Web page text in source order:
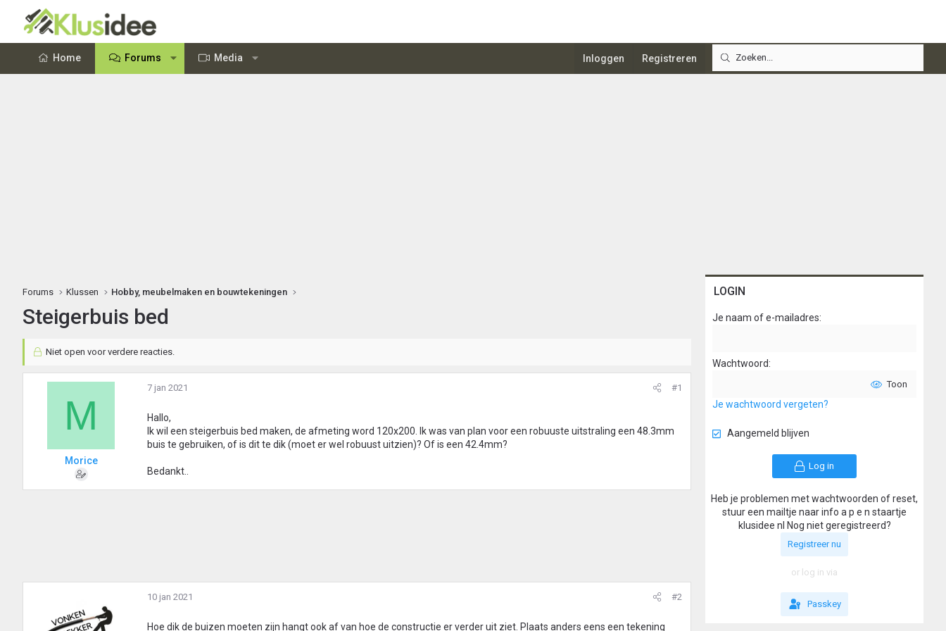
Home Forums Media Inloggen Registreren
Forums Klussen Hobby, meubelmaken en bouwtekeningen
Steigerbuis bed
Niet open voor verdere reacties.
M
Morice
7 jan 2021 #1
Hallo,
Ik wil een steigerbuis bed maken, de afmeting word 120x200. Ik was van plan voor een robuuste uitstraling een 48.3mm
buis te gebruiken, of is dit te dik (moet er wel robuust uitzien)? Of is een 42.4mm?
Bedankt..
10 jan 2021 #2
Hoe dik de buizen moeten zijn hangt ook af van hoe de constructie er verder uit ziet. Plaats anders eens een tekening
LOGIN
Je naam of e-mailadres
Wachtwoord
Toon
Je wachtwoord vergeten?
Aangemeld blijven
Log in
Heb je problemen met wachtwoorden of reset,
stuur een mailtje naar info a p e n staartje
klusidee nl Nog niet geregistreerd?
Registreer nu
or log in via
Passkey